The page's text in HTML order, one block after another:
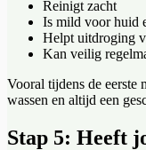
Reinigt zacht
Is mild voor huid
Helpt uitdroging
Kan veilig
Vooral tijdens de eerste
wassen en altijd een
Stap 5: Heeft